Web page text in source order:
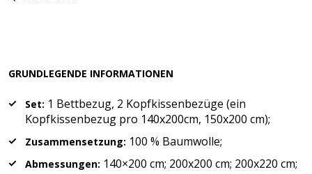
GRUNDLEGENDE INFORMATIONEN
Set: 1 Bettbezug, 2 Kopfkissenbezüge (ein
Kopfkissenbezug pro 140x200cm, 150x200 cm);
Zusammensetzung: 100 % Baumwolle;
Abmessungen: 140×200 cm; 200x200 cm; 200x220 cm;